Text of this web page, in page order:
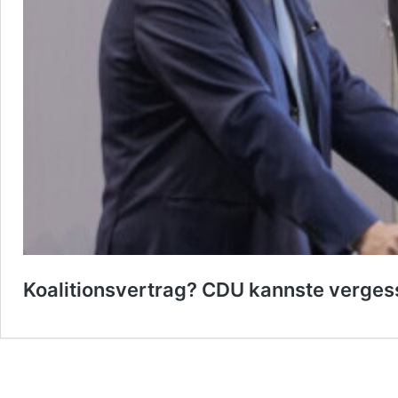
Koalitionsvertrag? CDU kannste